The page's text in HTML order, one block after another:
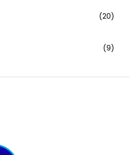
(20)
(9)